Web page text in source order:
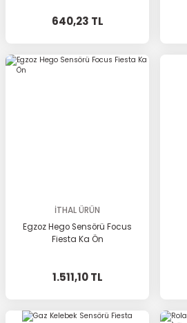
640,23 TL
İTHAL ÜRÜN
Egzoz Hego Sensörü Focus
Fiesta Ka Ön
1.511,10 TL